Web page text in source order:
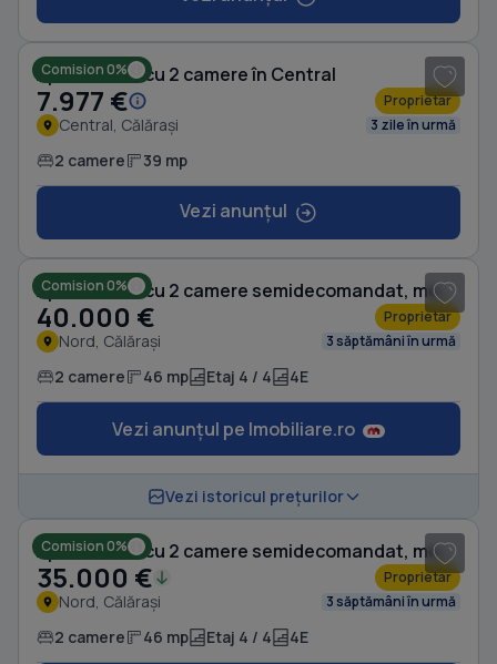
Comision 0%
Apartament cu 2 camere în Central
7.977 € Proprietar
Central, Călărași 3 zile în urmă
2 camere 39 mp
Vezi anunțul
Comision 0% Apartament cu 2 camere semidecomandat, mobilat în Nord
40.000 € Proprietar
Nord, Călărași 3 săptămâni în urmă
2 camere 46 mp Etaj 4 / 4 4E
Vezi anunțul pe Imobiliare.ro
Vezi istoricul prețurilor
Comision 0% Apartament cu 2 camere semidecomandat, mobilat în Nord
35.000 € Proprietar
Nord, Călărași 3 săptămâni în urmă
2 camere 46 mp Etaj 4 / 4 4E